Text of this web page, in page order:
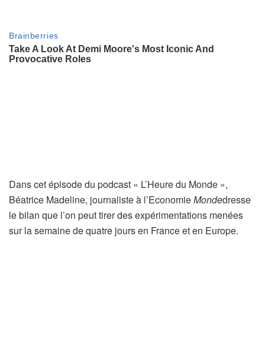
Dans cet épisode du podcast « L’Heure du Monde »,
Béatrice Madeline, journaliste à l’EconomieMondedresse
le bilan que l’on peut tirer des expérimentations menées
sur la semaine de quatre jours en France et en Europe.